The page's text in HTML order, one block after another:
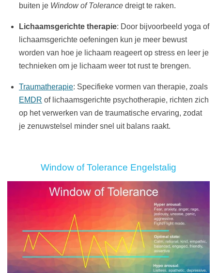
buiten je Window of Tolerance dreigt te raken.
Lichaamsgerichte therapie: Door bijvoorbeeld yoga of
lichaamsgerichte oefeningen kun je meer bewust
worden van hoe je lichaam reageert op stress en leer je
technieken om je lichaam weer tot rust te brengen.
Traumatherapie: Specifieke vormen van therapie, zoals
EMDR of lichaamsgerichte psychotherapie, richten zich
op het verwerken van de traumatische ervaring, zodat
je zenuwstelsel minder snel uit balans raakt.
Window of Tolerance Engelstalig